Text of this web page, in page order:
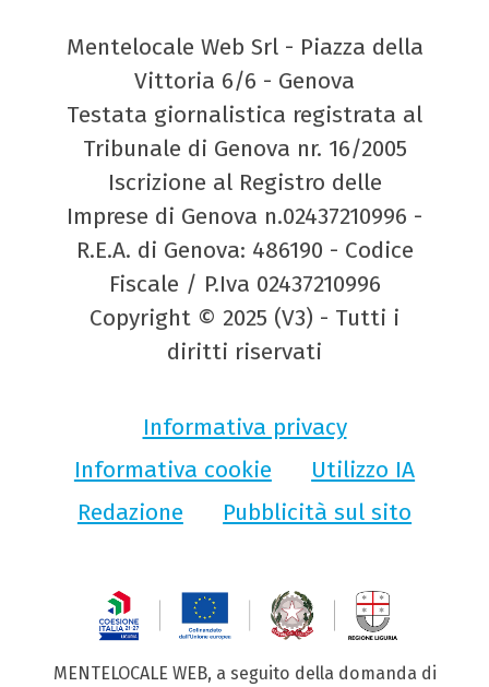
Mentelocale Web Srl - Piazza della
Vittoria 6/6 - Genova
Testata giornalistica registrata al
Tribunale di Genova nr. 16/2005
Iscrizione al Registro delle
Imprese di Genova n.02437210996 -
R.E.A. di Genova: 486190 - Codice
Fiscale / P.Iva 02437210996
Copyright © 2025 (V3) - Tutti i
diritti riservati
Informativa privacy
Informativa cookie
Utilizzo IA
Redazione
Pubblicità sul sito
MENTELOCALE WEB, a seguito della domanda di